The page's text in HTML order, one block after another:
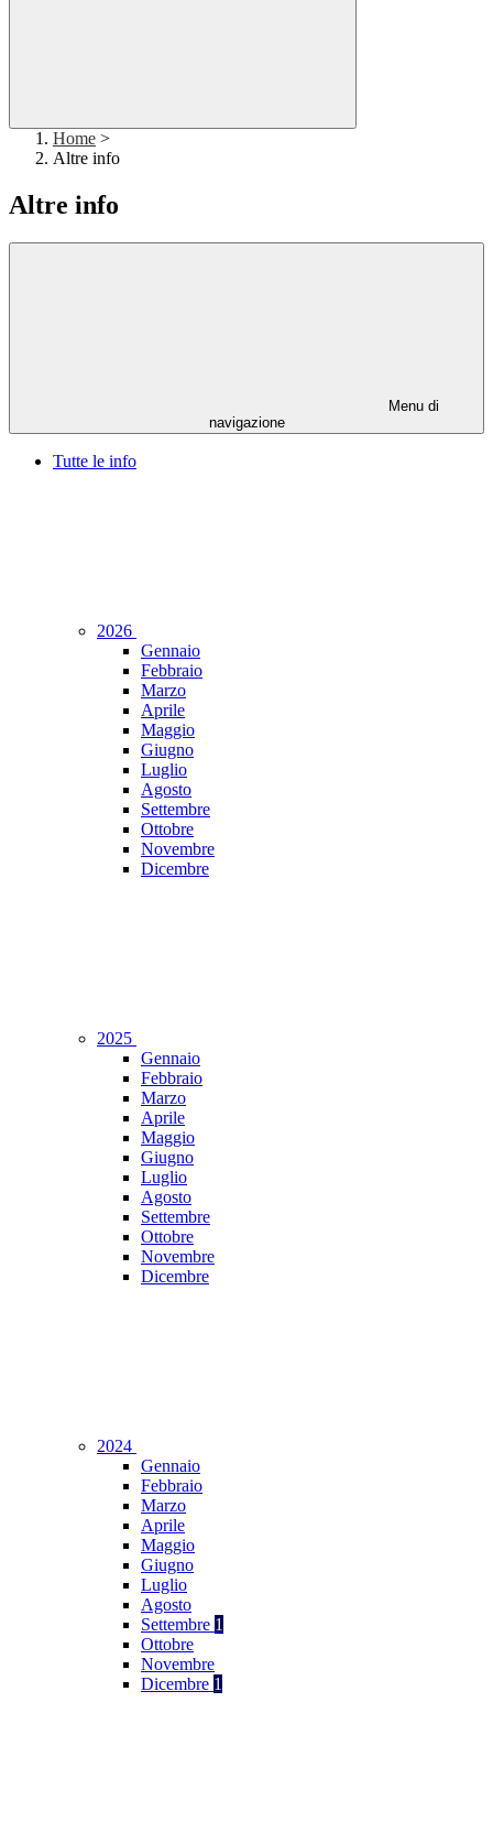
Home >
Altre info
Altre info
Menu di
navigazione
Tutte le info
2026
Gennaio
Febbraio
Marzo
Aprile
Maggio
Giugno
Luglio
Agosto
Settembre
Ottobre
Novembre
Dicembre
2025
Gennaio
Febbraio
Marzo
Aprile
Maggio
Giugno
Luglio
Agosto
Settembre
Ottobre
Novembre
Dicembre
2024
Gennaio
Febbraio
Marzo
Aprile
Maggio
Giugno
Luglio
Agosto
Settembre 1
Ottobre
Novembre
Dicembre 1